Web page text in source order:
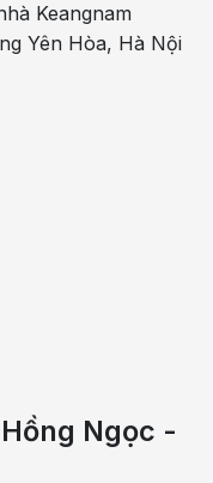
Keangnam
Yên Hòa, Hà Nội
Ngọc -